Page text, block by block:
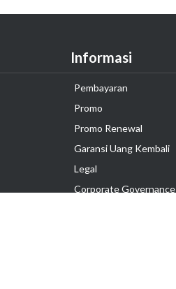
Informasi
Pembayaran
Promo
Promo Renewal
Garansi Uang Kembali
Legal
Corporate Governance